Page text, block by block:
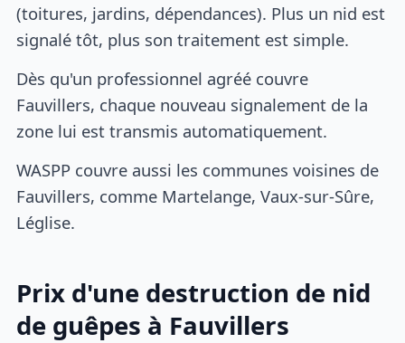
(toitures, jardins, dépendances). Plus un nid est
signalé tôt, plus son traitement est simple.
Dès qu'un professionnel agréé couvre
Fauvillers, chaque nouveau signalement de la
zone lui est transmis automatiquement.
WASPP couvre aussi les communes voisines de
Fauvillers, comme Martelange, Vaux-sur-Sûre,
Léglise.
Prix d'une destruction de nid
de guêpes à Fauvillers